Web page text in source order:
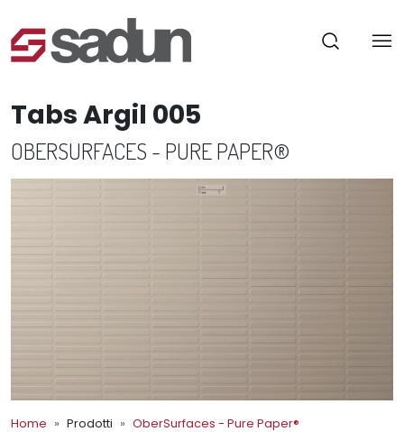
Tabs Argil 005
OBERSURFACES - PURE PAPER®
Home Prodotti
OberSurfaces - Pure Paper®